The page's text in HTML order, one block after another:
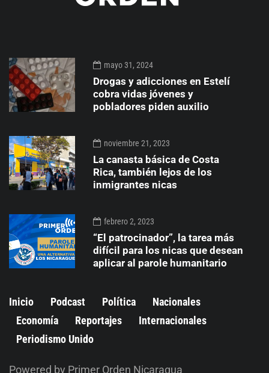
mayo 31, 2024
Drogas y adicciones en Estelí
cobra vidas jóvenes y
pobladores piden auxilio
noviembre 21, 2023
La canasta básica de Costa
Rica, también lejos de los
inmigrantes nicas
febrero 2, 2023
“El patrocinador”, la tarea más
difícil para los nicas que desean
aplicar al parole humanitario
Inicio Podcast Política
Nacionales
Economía
Reportajes
Internacionales
Periodismo Unido
Powered by Primer Orden Nicaragua